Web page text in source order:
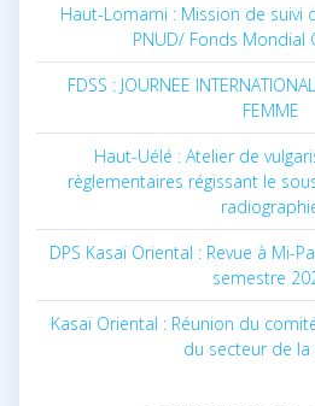
Haut-Lomami : Mission de suivi
PNUD/ Fonds Mondial
FDSS : JOURNEE
FEMME
Haut-Uélé : Atelier de
règlementaires régissant le
DPS Kasaï Oriental : Revue à Mi-
semestre
Kasaï Oriental : Réunion du
du secteur de la